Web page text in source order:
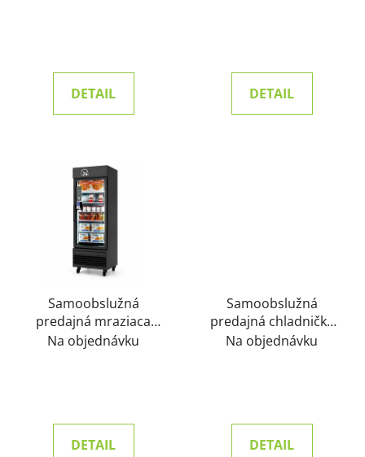
DETAIL DETAIL
Samoobslužná
predajná mraziaca
chladnička FREEZER
Na objednávku
DETAIL
Samoobslužná
predajná chladnička
ULTRA
Na objednávku
DETAIL